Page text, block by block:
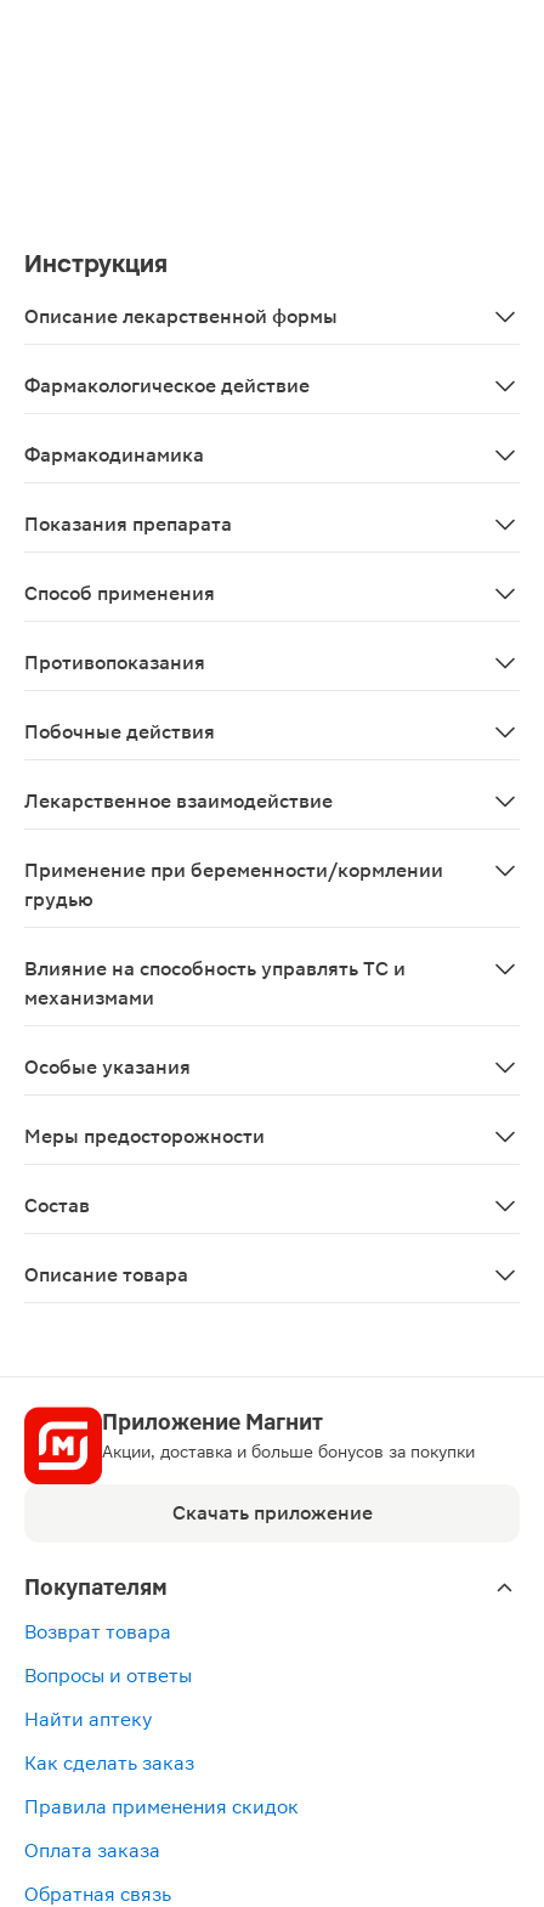
Инструкция
Описание лекарственной формы
Фармакологическое действие
Фармакодинамика
Показания препарата
Способ применения
Противопоказания
Побочные действия
Лекарственное взаимодействие
Применение при беременности/кормлении
грудью
Влияние на способность управлять ТС и
механизмами
Особые указания
Меры предосторожности
Состав
Описание товара
Приложение Магнит
Акции, доставка и больше бонусов за покупки
Скачать приложение
Покупателям
Возврат товара
Вопросы и ответы
Найти аптеку
Как сделать заказ
Правила применения скидок
Оплата заказа
Обратная связь